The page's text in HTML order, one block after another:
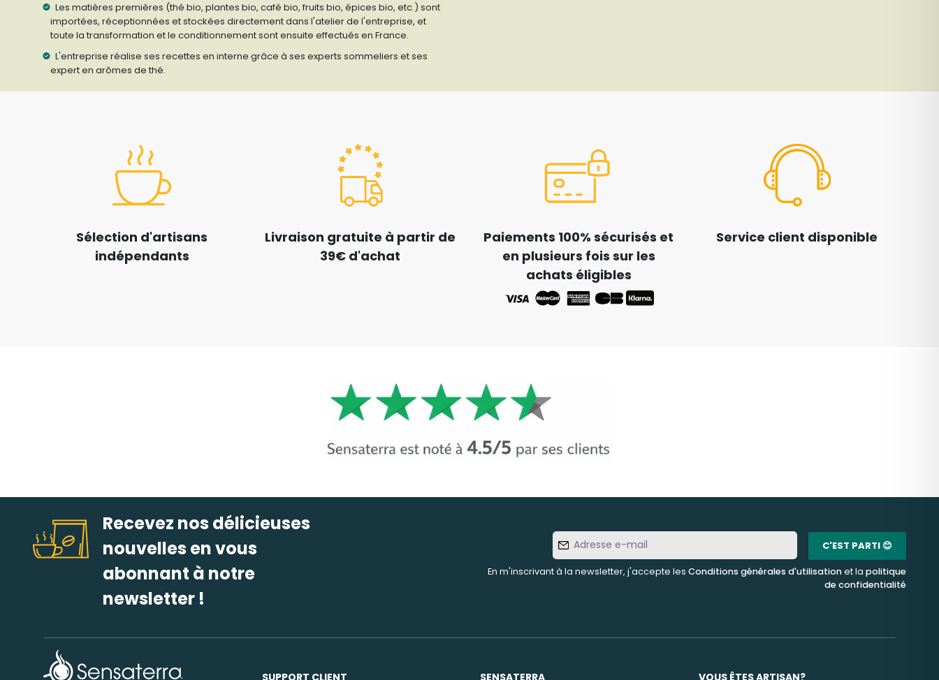
Les matières premières (thé bio, plantes bio, café bio, fruits bio, épices bio, etc.) sont
importées, réceptionnées et stockées directement dans l'atelier de l'entreprise, et
toute la transformation et le conditionnement sont ensuite effectués en France.
L'entreprise réalise ses recettes en interne grâce à ses experts sommeliers et ses
expert en arômes de thé.
Sélection d'artisans
indépendants
Livraison gratuite à partir de
39€ d'achat
Paiements 100% sécurisés et
en plusieurs fois sur les
achats éligibles
Service client disponible
Recevez nos délicieuses
nouvelles en vous
abonnant à notre
newsletter !
Adresse
e-mail
C'EST PARTI 😊
En m'inscrivant à la newsletter, j'accepte les Conditions générales d'utilisationet la politique
de confidentialité
SUPPORT CLIENT SENSATERRA VOUS ÊTES ARTISAN?